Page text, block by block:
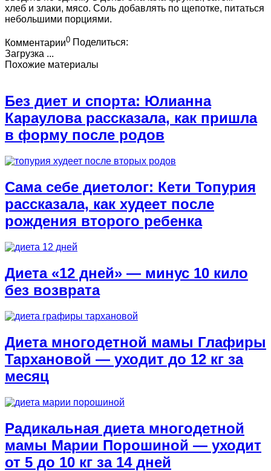
хлеб и злаки, мясо. Соль добавлять по щепотке, питаться
небольшими порциями.
Комментарии0 Поделиться:
Загрузка ...
Похожие материалы
Без диет и спорта: Юлианна
Караулова рассказала, как пришла
в форму после родов
Сама себе диетолог: Кети Топурия
рассказала, как худеет после
рождения второго ребенка
Диета «12 дней» — минус 10 кило
без возврата
Диета многодетной мамы Глафиры
Тархановой — уходит до 12 кг за
месяц
Радикальная диета многодетной
мамы Марии Порошиной — уходит
от 5 до 10 кг за 14 дней